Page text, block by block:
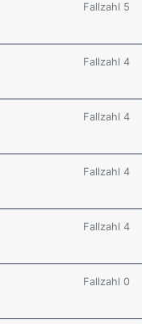
Fallzahl 5
Fallzahl 4
Fallzahl 4
Fallzahl 4
Fallzahl 4
Fallzahl 0